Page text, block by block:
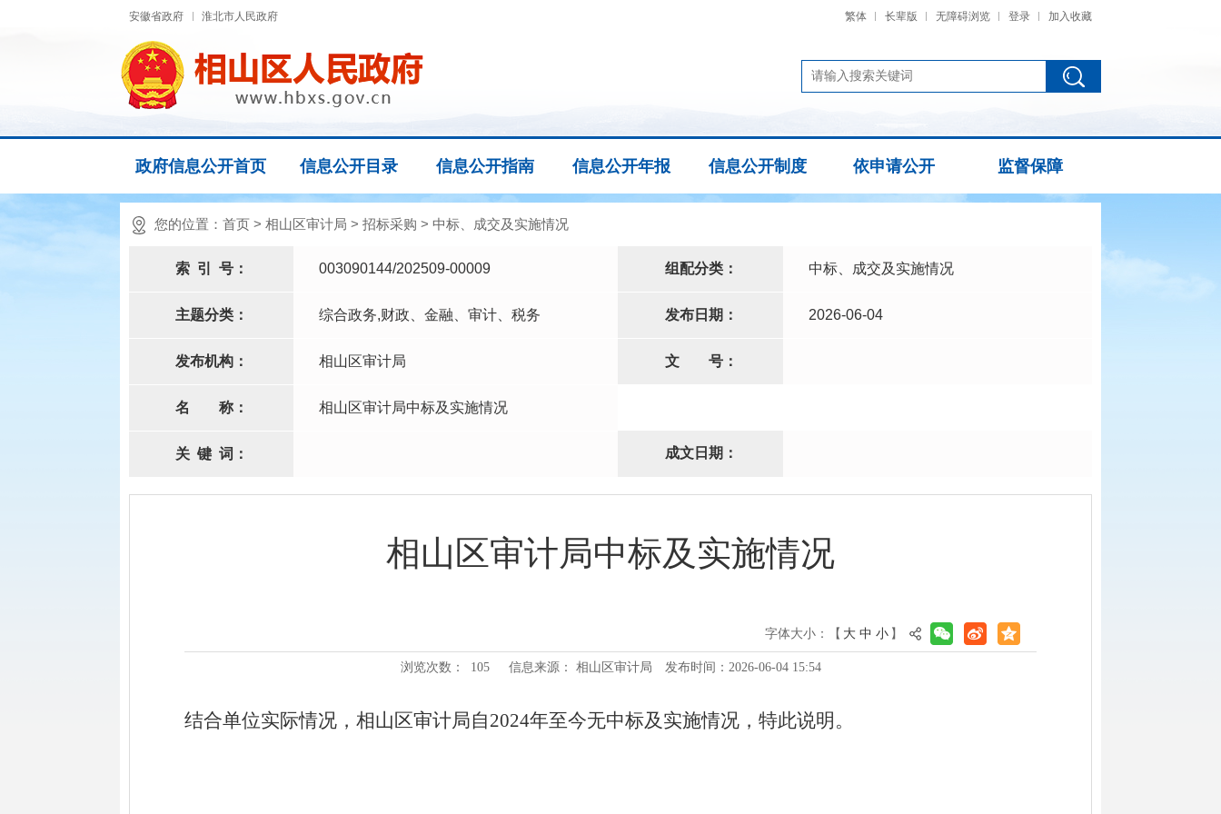
安徽省政府 淮北市人民政府 繁体 长辈版 无障碍浏览 登录 加入收藏
政府信息公开首页 信息公开目录 信息公开指南 信息公开年报 信息公开制度 依申请公开 监督保障
您的位置： 首页 > 相山区审计局 > 招标采购 > 中标、成交及实施情况
索 引 号： 003090144/202509-00009 组配分类： 中标、成交及实施情况
主题分类： 综合政务,财政、金融、审计、税务 发布日期： 2026-06-04
发布机构： 相山区审计局 文 号：
名 称： 相山区审计局中标及实施情况
关 键 词： 成文日期：
相山区审计局中标及实施情况
字体大小：【 大 中 小 】
浏览次数： 105 信息来源： 相山区审计局 发布时间：2026-06-04 15:54
结合单位实际情况，相山区审计局自2024年至今无中标及实施情况，特此说明。